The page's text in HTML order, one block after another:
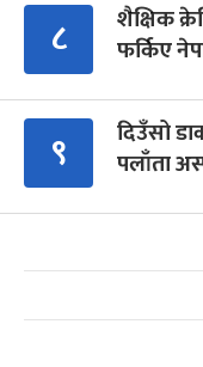
८
शैक्षिक
फर्किए
९
दिउँसो
पलाँता